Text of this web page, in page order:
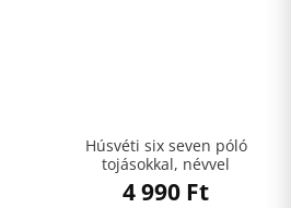
Húsvéti six seven póló
tojásokkal, névvel
4 990 Ft